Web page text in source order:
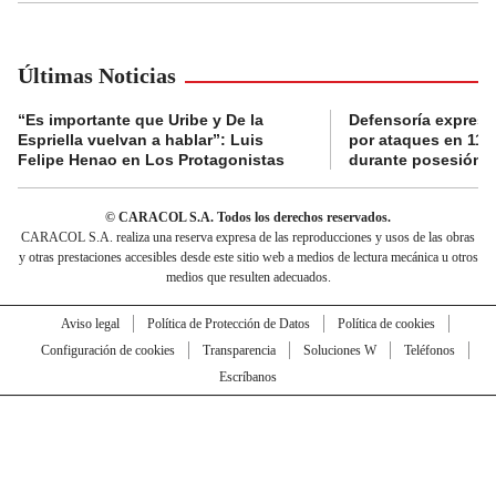
Últimas Noticias
“Es importante que Uribe y De la
Espriella vuelvan a hablar”: Luis
Felipe Henao en Los Protagonistas
Defensoría
por ataques en 11
durante posesión
© CARACOL S.A. Todos los derechos reservados.
CARACOL S.A. realiza una reserva expresa de las reproducciones y usos de las obras
y otras prestaciones accesibles desde este sitio web a medios de lectura mecánica u otros
medios que resulten adecuados.
Aviso legal Política de Protección de Datos
Política de cookies
Configuración de cookies
Transparencia Soluciones W
Teléfonos
Escríbanos